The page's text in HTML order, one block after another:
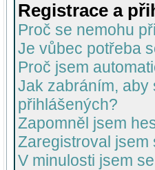
Registrace a
Proč se nemohu
Je vůbec potřeba
Proč jsem
Jak zabráním, aby
přihlášených?
Zapomněl jsem
Zaregistroval jsem
V minulosti jsem